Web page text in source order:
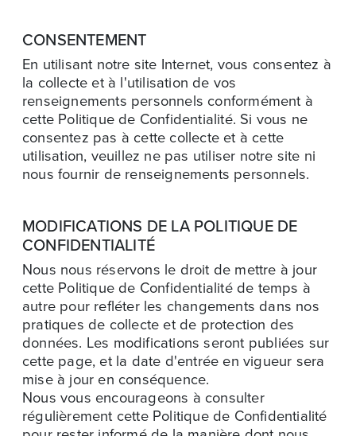
CONSENTEMENT
En utilisant notre site Internet, vous consentez à
la collecte et à l'utilisation de vos
renseignements personnels conformément à
cette Politique de Confidentialité. Si vous ne
consentez pas à cette collecte et à cette
utilisation, veuillez ne pas utiliser notre site ni
nous fournir de renseignements personnels.
MODIFICATIONS DE LA POLITIQUE DE
CONFIDENTIALITÉ
Nous nous réservons le droit de mettre à jour
cette Politique de Confidentialité de temps à
autre pour refléter les changements dans nos
pratiques de collecte et de protection des
données. Les modifications seront publiées sur
cette page, et la date d'entrée en vigueur sera
mise à jour en conséquence.
Nous vous encourageons à consulter
régulièrement cette Politique de Confidentialité